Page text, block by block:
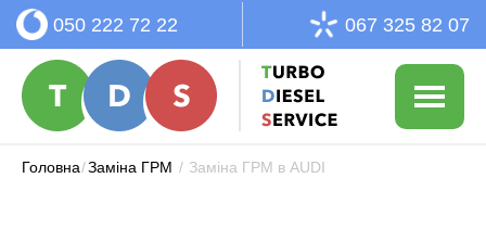
050 222 72 22 067 325 82 07
Головна/Заміна ГРМ / Заміна ГРМ в AUDI